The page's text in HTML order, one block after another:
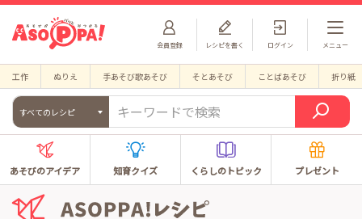
会員登録 ログイン
レシピを書く メニュー
工作 ぬりえ 手あそび歌あそび そとあそび ことばあそび 折り紙
すべてのレシピ
あそびのアイデア 知育クイズ くらしのトピック プレゼント